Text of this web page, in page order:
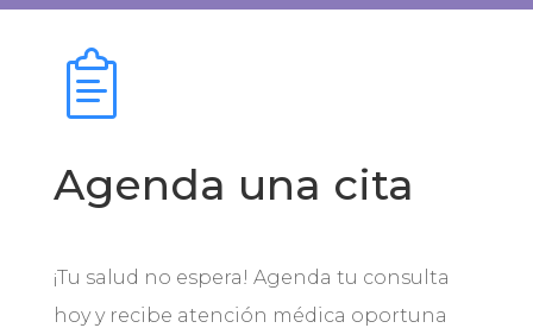
Agenda una cita
¡Tu salud no espera! Agenda tu consulta
hoy y recibe atención médica oportuna